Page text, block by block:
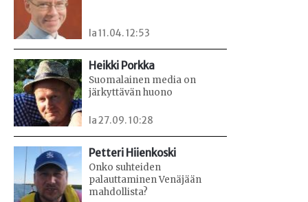
la 11.04. 12:53
Heikki Porkka
Suomalainen media on
järkyttävän huono
la 27.09. 10:28
Petteri Hiienkoski
Onko suhteiden
palauttaminen Venäjään
mahdollista?